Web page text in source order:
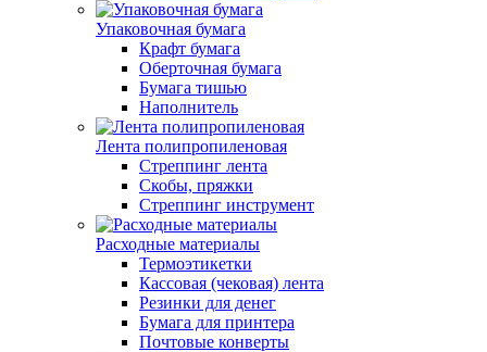
Упаковочная бумага
Крафт бумага
Оберточная бумага
Бумага тишью
Наполнитель
Лента полипропиленовая
Стреппинг лента
Скобы, пряжки
Стреппинг инструмент
Расходные материалы
Термоэтикетки
Кассовая (чековая) лента
Резинки для денег
Бумага для принтера
Почтовые конверты